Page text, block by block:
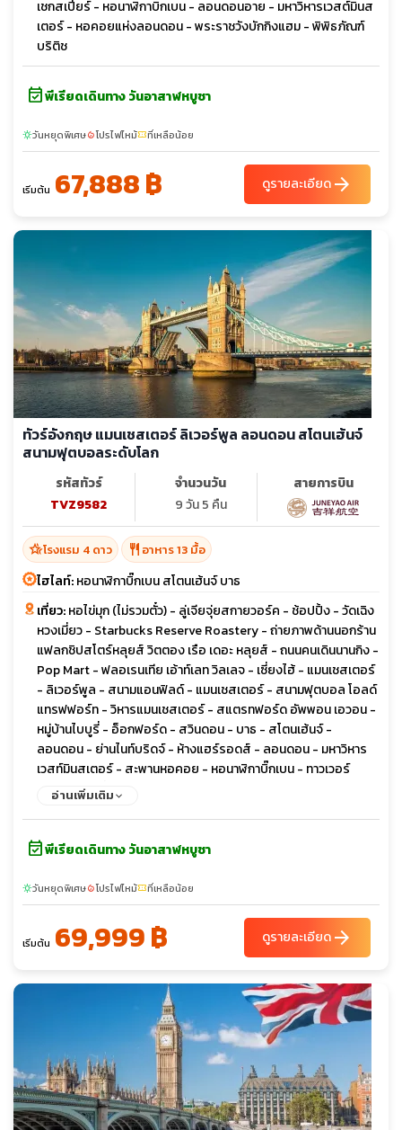
เชกสเปียร์ - หอนาฬิกาบิกเบน - ลอนดอนอาย - มหาวิหารเวสต์มินส
เตอร์ - หอคอยแห่งลอนดอน - พระราชวังบักกิงแฮม - พิพิธภัณฑ์
บริติช
event_availableพีเรียดเดินทาง วันอาสาฬหบูชา
sunnyวันหยุดพิเศษlocal_fire_departmentโปรไฟไหม้confirmation_numberที่เหลือน้อย
เริ่มต้น 67,888 ฿ ดูรายละเอียดarrow_forward
ทัวร์อังกฤษ แมนเชสเตอร์ ลิเวอร์พูล ลอนดอน สโตนเฮ้นจ์
สนามฟุตบอลระดับโลก
รหัสทัวร์
TVZ9582
จำนวนวัน
9 วัน 5 คืน
สายการบิน
hotel_classโรงแรม 4 ดาว restaurant อาหาร 13 มื้อ
ไฮไลท์:หอนาฬิกาบิ๊กเบน สโตนเฮ้นจ์ บาธ
เที่ยว:หอไข่มุก (ไม่รวมตั๋ว) - ลู่เจียจุ่ยสกายวอร์ค - ช้อปปิ้ง - วัดเฉิง
หวงเมี่ยว - Starbucks Reserve Roastery - ถ่ายภาพด้านนอกร้าน
แฟลกชิปสโตร์หลุยส์ วิตตอง เรือ เดอะ หลุยส์ - ถนนคนเดินนานกิง -
Pop Mart - ฟลอเรนเทีย เอ้าท์เลท วิลเลจ - เซี่ยงไฮ้ - แมนเชสเตอร์
- ลิเวอร์พูล - สนามแอนฟิลด์ - แมนเชสเตอร์ - สนามฟุตบอล โอลด์
แทรฟฟอร์ท - วิหารแมนเชสเตอร์ - สแตรทฟอร์ด อัพพอน เอวอน -
หมู่บ้านไบบูรี่ - อ็อกฟอร์ด - สวินดอน - บาธ - สโตนเฮ้นจ์ -
ลอนดอน - ย่านไนท์บริดจ์ - ห้างแฮร์รอดส์ - ลอนดอน - มหาวิหาร
เวสท์มินสเตอร์ - สะพานหอคอย - หอนาฬิกาบิ๊กเบน - ทาวเวอร์
บริดจ์ - ช้อปปิ้ง ถนน Oxford - ลอนดอน - Bicester Village
อ่านเพิ่มเติม
event_availableพีเรียดเดินทาง วันอาสาฬหบูชา
sunnyวันหยุดพิเศษlocal_fire_departmentโปรไฟไหม้confirmation_numberที่เหลือน้อย
เริ่มต้น 69,999 ฿ ดูรายละเอียดarrow_forward